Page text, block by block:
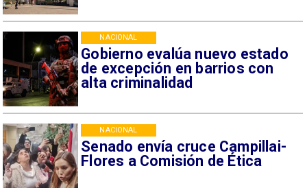
Gobierno evalúa nuevo estado
de excepción en barrios con
alta criminalidad
NACIONAL
Senado envía cruce Campillai-
Flores a Comisión de Ética
NACIONAL